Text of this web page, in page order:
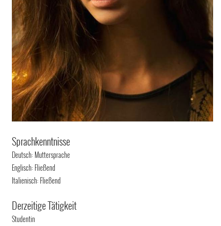
Sprachkenntnisse
Deutsch: Muttersprache
Englisch: Fließend
Italienisch: Fließend
Derzeitige Tätigkeit
Studentin